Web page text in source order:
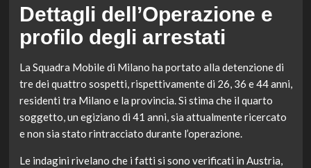
Dettagli dell’Operazione e
profilo degli arrestati
La Squadra Mobile di Milano ha portato alla detenzione di
tre dei quattro sospetti, rispettivamente di 26, 36 e 44 anni,
residenti tra Milano e la provincia. Si stima che il quarto
soggetto, un egiziano di 41 anni, sia attualmente ricercato
e non sia stato rintracciato durante l’operazione.
Le indagini rivelano che i fatti si sono verificati in Austria,